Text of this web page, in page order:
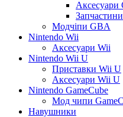
Аксесуари
Модчіпи GBA
Nintendo Wii
Аксесуари Wii
Nintendo Wii U
Приставки Wii U
Аксесуари Wii U
Nintendo GameCube
Мод чипи
Навушники